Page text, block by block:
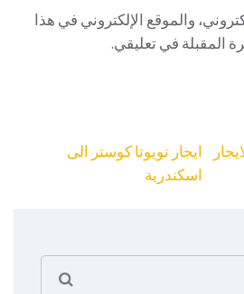
والموقع الإلكتروني في هذا
المقبلة في تعليقي.
ايجار تويوتا كوستر الى
اسكندرية